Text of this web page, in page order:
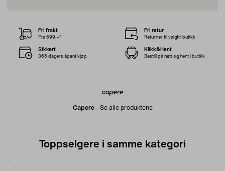
Capere- Se alle produktene
Fri frakt
Fra 599,–*
Fri retur
Returner til valgfri butikk
Sikkert
365 dagers åpent kjøp
Klikk&Hent
Bestill på nett og hent i butikk
Toppselgere i samme kategori